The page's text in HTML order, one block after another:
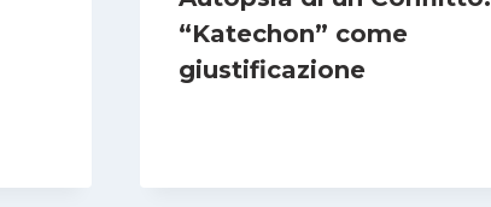
“Katechon” come
giustificazione